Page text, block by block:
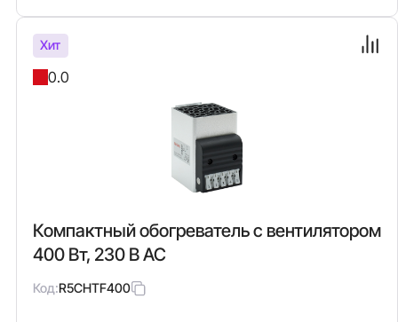
Хит
0.0
Компактный обогреватель с вентилятором
400 Вт, 230 В AC
Код:R5CHTF400